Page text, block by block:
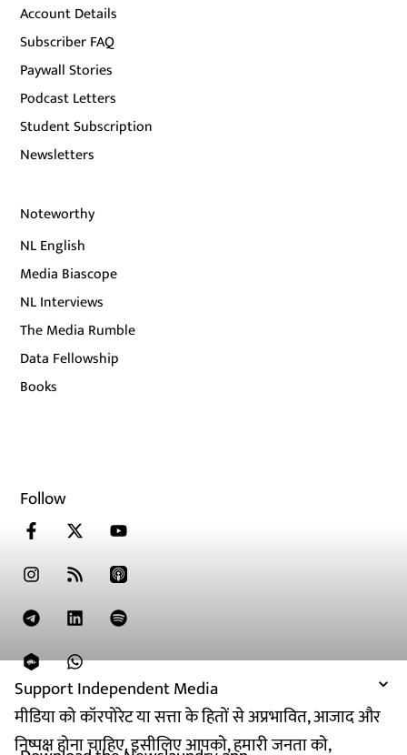
Support Independent Media
मीडिया को कॉरपोरेट या सत्ता के हितों से अप्रभावित, आजाद और
निष्पक्ष होना चाहिए. इसीलिए आपको, हमारी जनता को,
Account Details
Subscriber FAQ
Paywall Stories
Podcast Letters
Student Subscription
Newsletters
Noteworthy
NL English
Media Biascope
NL Interviews
The Media Rumble
Data Fellowship
Books
Follow